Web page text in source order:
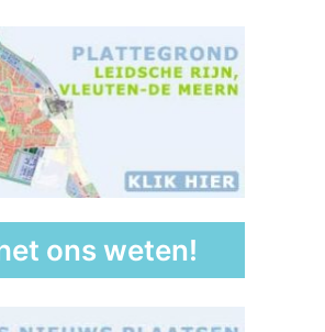
ons weten!